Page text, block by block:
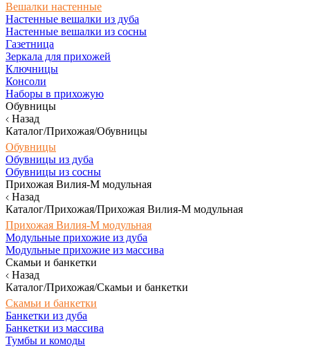
Вешалки настенные
Настенные вешалки из дуба
Настенные вешалки из сосны
Газетница
Зеркала для прихожей
Ключницы
Консоли
Наборы в прихожую
Обувницы
Назад
Каталог/Прихожая/Обувницы
Обувницы
Обувницы из дуба
Обувницы из сосны
Прихожая Вилия-М модульная
Назад
Каталог/Прихожая/Прихожая Вилия-М модульная
Прихожая Вилия-М модульная
Модульные прихожие из дуба
Модульные прихожие из массива
Скамьи и банкетки
Назад
Каталог/Прихожая/Скамьи и банкетки
Скамьи и банкетки
Банкетки из дуба
Банкетки из массива
Тумбы и комоды